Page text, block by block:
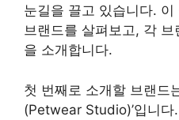
눈길을 끌고 있습니다.
브랜드를 살펴보고, 각
을 소개합니다.
첫 번째로 소개할 브랜드
(Petwear Studio)’입니